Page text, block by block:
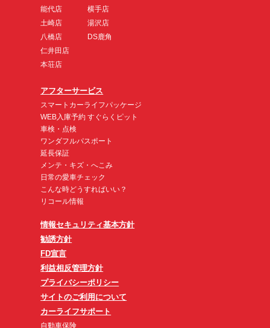
能代店
土崎店
八橋店
仁井田店
本荘店
横手店
湯沢店
DS鹿角
アフターサービス
スマートカーライフパッケージ
WEB入庫予約 すぐらくピット
車検・点検
ワンダフルパスポート
延長保証
メンテ・キズ・へこみ
日常の愛車チェック
こんな時どうすればいい？
リコール情報
情報セキュリティ基本方針
勧誘方針
FD宣言
利益相反管理方針
プライバシーポリシー
サイトのご利用について
カーライフサポート
自動車保険